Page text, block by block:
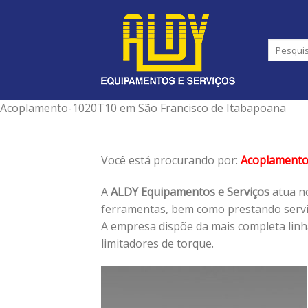
Acoplamento-1020T10 em São Francisco de Itabapoana
Você está procurando por:
AALDY Equipamentos e Serviçosatua
ferramentas, bem como prestando
A empresa dispõe da mais completa
limitadores de torque.